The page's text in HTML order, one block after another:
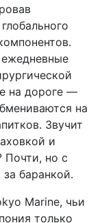
ежедневные
на дороге —
на
Звучит
и
Почти, но с
баранкой.
Marine, чьи
только